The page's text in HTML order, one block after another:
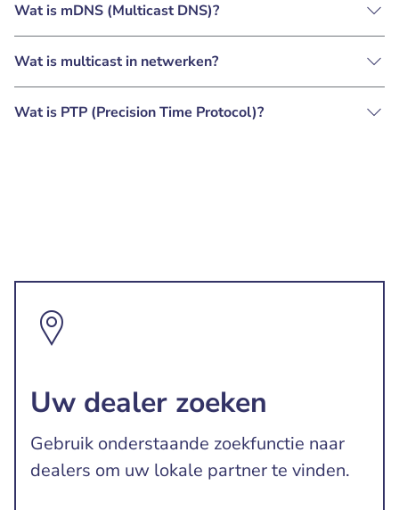
Wat is mDNS (Multicast DNS)?
Wat is multicast in netwerken?
Wat is PTP (Precision Time Protocol)?
Uw dealer zoeken
Gebruik onderstaande zoekfunctie naar
dealers om uw lokale partner te vinden.